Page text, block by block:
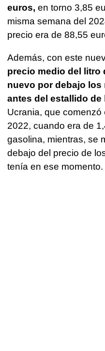
euros, en torno 3,85
misma semana del
precio era de 88,55
Además, con este
precio medio del litro
nuevo por debajo los
antes del estallido
Ucrania, que comenzó
2022, cuando era de
gasolina, mientras, se
debajo del precio de
tenía en ese momento.